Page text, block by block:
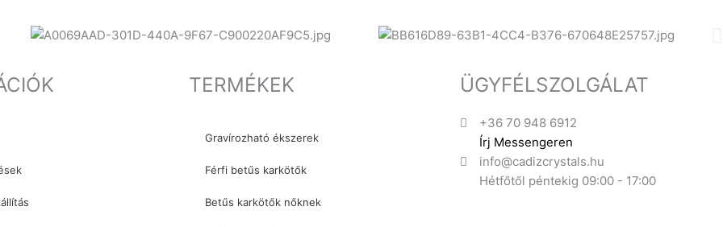
TERMÉKEK
Gravírozható ékszerek
Férfi betűs karkötők
Betűs karkötők nőknek
ÜGYFÉLSZOLGÁLAT
+36 70 948 6912
Írj Messengeren
info@cadizcrystals.hu
Hétfőtől péntekig 09:00 - 17:00